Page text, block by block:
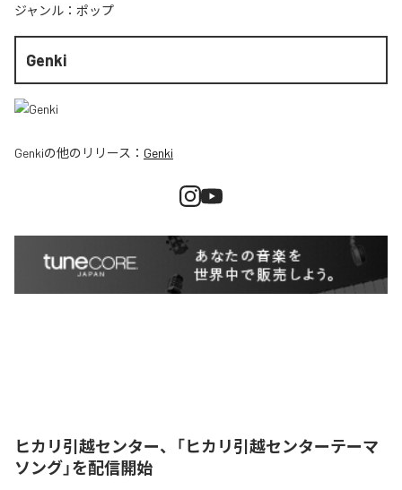
ジャンル： ポップ
Genki
Genkiの他のリリース： Genki
ヒカリ引越センター、「ヒカリ引越センターテーマ
ソング」を配信開始